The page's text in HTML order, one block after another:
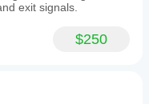
exit signals.
$250